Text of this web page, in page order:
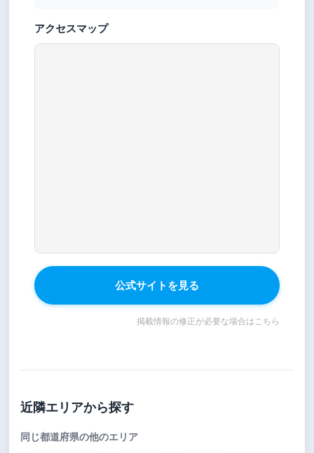
アクセスマップ
公式サイトを見る
掲載情報の修正が必要な場合はこちら
近隣エリアから探す
同じ都道府県の他のエリア